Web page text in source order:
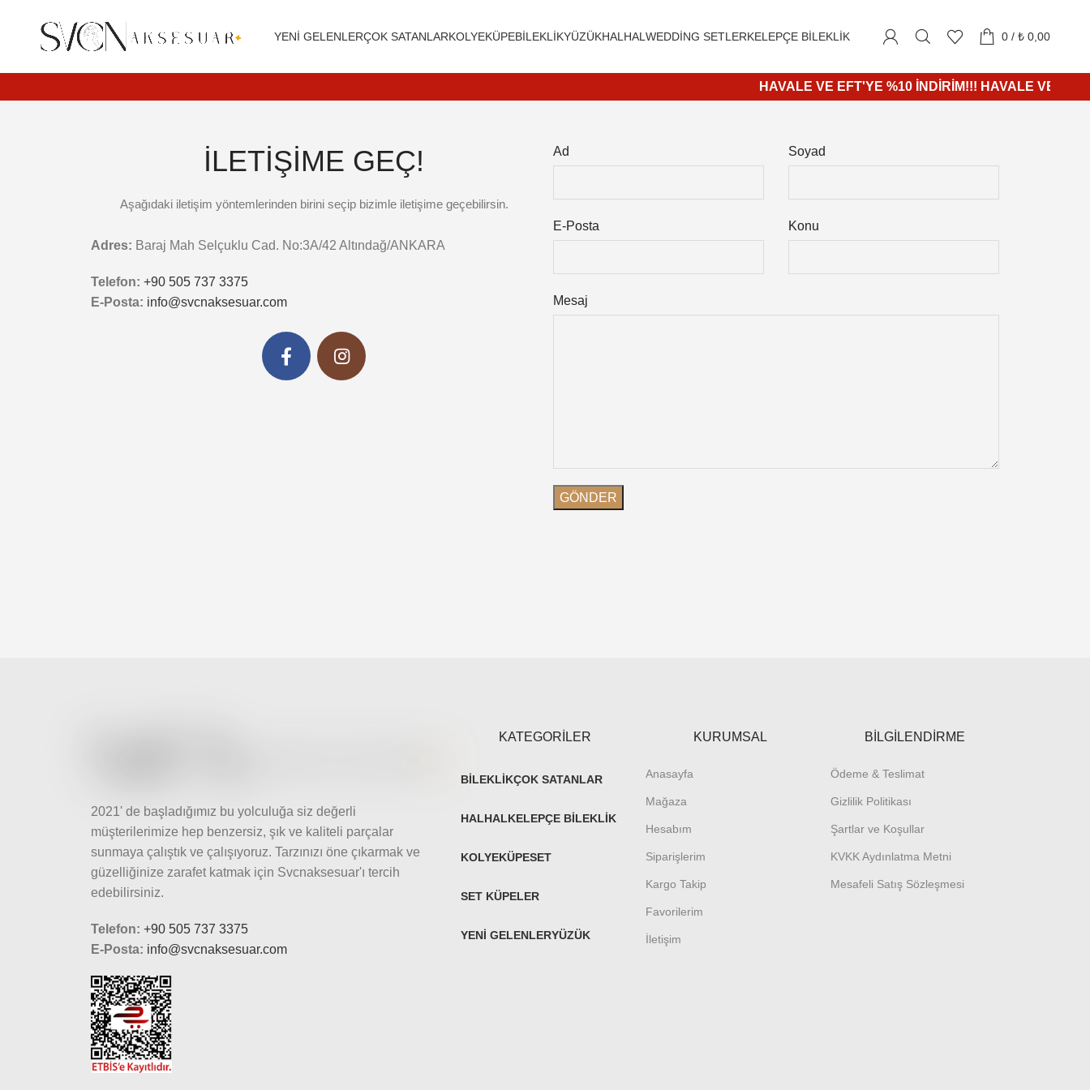
YENI GELENLERÇOK SATANLARKOLYEKÜPEBILEKLIKYÜZÜKHALHALWEDDING SETLERKELEPÇE BILEKLIK 0/ ₺ 0,00
HAVALE VE EFT'YE %10 İNDİRİM!!! HAVALE VE
İLETİŞİME GEÇ!
Aşağıdaki iletişim yöntemlerinden birini seçip bizimle iletişime geçebilirsin.
Adres: Baraj Mah Selçuklu Cad. No:3A/42 Altındağ/ANKARA
Telefon: +90 505 737 3375
E-Posta: info@svcnaksesuar.com
Ad Soyad
E-Posta Konu
Mesaj
2021' de başladığımız bu yolculuğa siz değerli
müşterilerimize hep benzersiz, şık ve kaliteli parçalar
sunmaya çalıştık ve çalışıyoruz. Tarzınızı öne çıkarmak ve
güzelliğinize zarafet katmak için Svcnaksesuar'ı tercih
edebilirsiniz.
Telefon: +90 505 737 3375
E-Posta: info@svcnaksesuar.com
KATEGORİLER
BILEKLIKÇOK SATANLAR
HALHALKELEPÇE BILEKLIK
KOLYEKÜPESET
SET KÜPELER
YENI GELENLERYÜZÜK
KURUMSAL
Anasayfa
Mağaza
Hesabım
Siparişlerim
Kargo Takip
Favorilerim
İletişim
BİLGİLENDİRME
Ödeme & Teslimat
Gizlilik Politikası
Şartlar ve Koşullar
KVKK Aydınlatma Metni
Mesafeli Satış Sözleşmesi